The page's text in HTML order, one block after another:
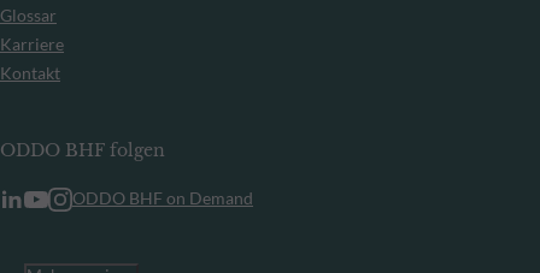
Glossar
Karriere
Kontakt
ODDO BHF folgen
ODDO BHF on Demand